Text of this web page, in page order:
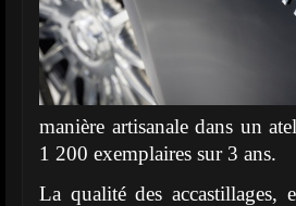
manière artisanale dans un
1 200 exemplaires sur 3 ans.
La qualité des